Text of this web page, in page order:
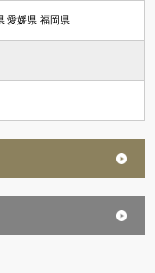
愛媛県 福岡県